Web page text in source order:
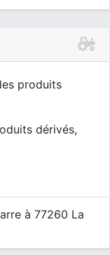
produits
dérivés,
à 77260 La